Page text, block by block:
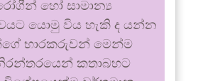
හෝ සාමාන්‍ය
යොමු විය හැකි ද යන්න
භාරකරුවන් මෙන්ම
කතාබහට